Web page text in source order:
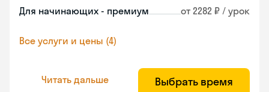
Для начинающих - премиум от 2282 ₽ / урок
Все услуги и цены (4)
Читать дальше Выбрать время